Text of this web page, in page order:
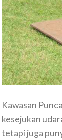
Kawasan
kesejukan
tetapi juga